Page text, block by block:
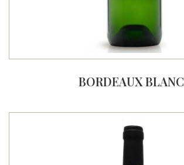
BORDEAUX BLANC